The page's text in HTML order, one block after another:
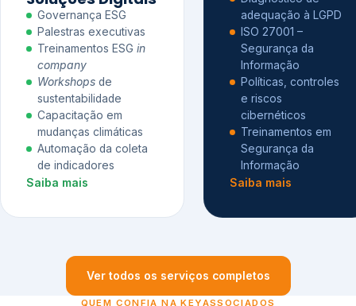
Governança ESG
Palestras executivas
Treinamentos ESG in
company
Workshops de
sustentabilidade
Capacitação em
mudanças climáticas
Automação da coleta
de indicadores
Saiba mais
adequação à LGPD
ISO 27001 –
Segurança da
Informação
Políticas, controles
e riscos
cibernéticos
Treinamentos em
Segurança da
Informação
Saiba mais
Ver todos os serviços completos
QUEM CONFIA NA KEYASSOCIADOS